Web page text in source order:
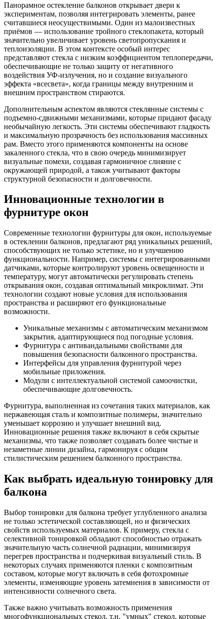
Панорамное остекление балконов открывает двери к
экспериментам, позволяя интегрировать элементы, ранее
считавшиеся неосуществимыми. Один из малоизвестных
приёмов — использование тройного стеклопакета, который
значительно увеличивает уровень светопропускания и
теплоизоляции. В этом контексте особый интерес
представляют стекла с низким коэффициентом теплопередачи,
обеспечивающие не только защиту от негативного
воздействия УФ-излучения, но и создание визуального
эффекта «всесвета», когда границы между внутренним и
внешним пространством стираются.
Дополнительным аспектом являются стеклянные системы с
подъемно-сдвижными механизмами, которые придают фасаду
необычайную легкость. Эти системы обеспечивают гладкость
и максимальную прозрачность без использования массивных
рам. Вместо этого применяются компоненты на основе
закаленного стекла, что в свою очередь минимизирует
визуальные помехи, создавая гармоничное слияние с
окружающей природой, а також учитывают факторы
структурной безопасности и долговечности.
Инновационные технологии в
фурнитуре окон
Современные технологии фурнитуры для окон, используемые
в остеклении балконов, предлагают ряд уникальных решений,
способствующих не только эстетике, но и улучшению
функциональности. Например, системы с интегрированными
датчиками, которые контролируют уровень освещенности и
температуру, могут автоматически регулировать степень
открывания окон, создавая оптимальный микроклимат. Эти
технологии создают новые условия для использования
пространства и расширяют его функциональные
возможности.
Уникальные механизмы с автоматическим механизмом
закрытия, адаптирующиеся под погодные условия.
Фурнитура с антивандальными свойствами для
повышения безопасности балконного пространства.
Интерфейсы для управления фурнитурой через
мобильные приложения.
Модули с интеллектуальной системой самоочистки,
обеспечивающие долговечность.
Фурнитура, выполненная из сочетания таких материалов, как
нержавеющая сталь и композитные полимеры, значительно
уменьшает коррозию и улучшает внешний вид.
Инновационные решения также включают в себя скрытые
механизмы, что также позволяет создавать более чистые и
незаметные линии дизайна, гармонируя с общим
стилистическим решением балконного пространства.
Как выбрать идеальную тонировку для
балкона
Выбор тонировки для балкона требует углубленного анализа
не только эстетической составляющей, но и физических
свойств используемых материалов. К примеру, стекла с
селективной тонировкой обладают способностью отражать
значительную часть солнечной радиации, минимизируя
перегрев пространства и подчеркивая визуальный стиль. В
некоторых случаях применяются пленки с композитным
составом, которые могут включать в себя фотохромные
элементы, изменяющие уровень затемнения в зависимости от
интенсивности солнечного света.
Также важно учитывать возможность применения
многофункциональных стекол, т.н. "умных" стекол, которые